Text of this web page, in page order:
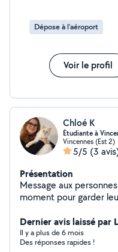
Dépose à l'aéroport
Voir le profil
Chloé K
Étudiante à
Vincennes (Est 2)
5/5 (3
Présentation
Message aux
moment pour garder
réponses à vos
réponses par mois Bonjour, je m'appelle Chloé, j'ai 22
ans et habite à
Dernier avis laissé par
Il y a plus de 6 mois
Des réponses rapides !